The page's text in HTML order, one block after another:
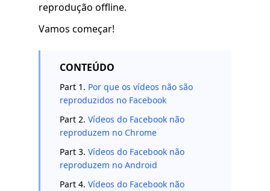
reprodução offline.
Vamos começar!
CONTEÚDO
Part 1. Por que os vídeos não são
reproduzidos no Facebook
Part 2. Vídeos do Facebook não
reproduzem no Chrome
Part 3. Vídeos do Facebook não
reproduzem no Android
Part 4. Vídeos do Facebook não